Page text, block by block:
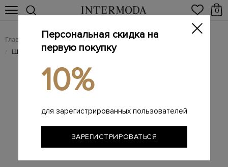
0
Главная Мужчинам / Аксессуары / Галстуки
/ Шелковый галстук с принтом в жаккардовой технике
Персональная скидка на
первую покупку
10%
для зарегистрированных пользователей
ЗАРЕГИСТРИРОВАТЬСЯ